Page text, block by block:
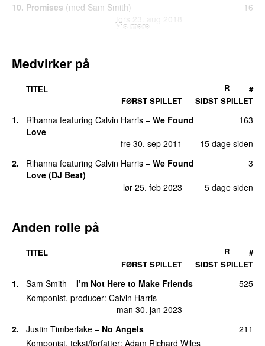
10. Promises (med Sam Smith)
tors 23. aug 2018
16
10. The Weekend (Funk Wav Remix)
Young Thug,Ariana
fre 31. mar 2017
14
Young Thug)
14
Desire (med Sam Smith
man 31. jul 2023
( med Disciples
featuring Ina Wroldsen)
fre 3. jun 2016
9
Haim )
fre 3. apr 2015
Vis mere
Medvirker på
TITEL
FØRST SPILLET
SIDST SPILLET
R #
1. Rihanna featuring Calvin Harris – We Found
Love
fre 30. sep 2011
15 dage siden
163
2. Rihanna featuring Calvin Harris – We Found
Love (DJ Beat)
lør 25. feb 2023
5 dage siden
3
Anden rolle på
TITEL
FØRST SPILLET
SIDST SPILLET
R #
1. Sam Smith – I’m Not Here to Make Friends
man 30. jan 2023
525
Komponist, producer: Calvin Harris
2. Justin Timberlake – No Angels
211
Komponist, tekst/forfatter: Adam Richard Wiles